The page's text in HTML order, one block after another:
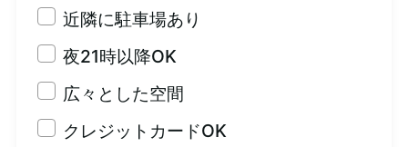
近隣に駐車場あり
夜21時以降OK
広々とした空間
クレジットカードOK